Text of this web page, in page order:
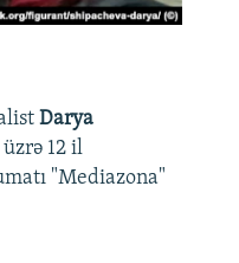
Darya
12 il
"Mediazona"